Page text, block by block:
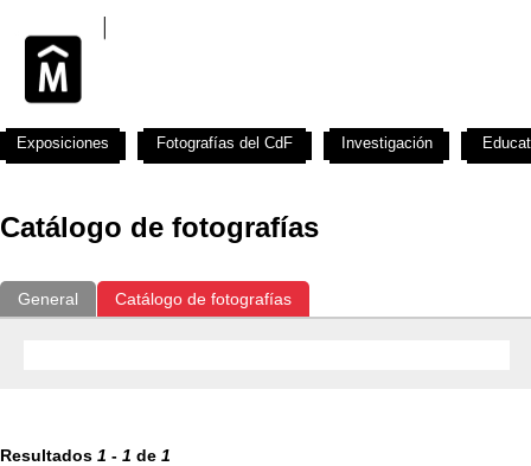
Catálogo de fotografías
General Catálogo de fotografías
Resultados 1 - 1 de 1
Exposiciones Fotografías del CdF Investigación